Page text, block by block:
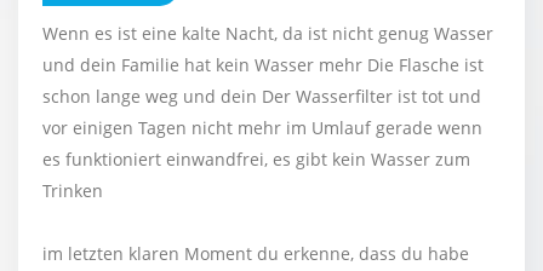
Wenn es ist eine kalte Nacht, da ist nicht genug Wasser
und dein Familie hat kein Wasser mehr Die Flasche ist
schon lange weg und dein Der Wasserfilter ist tot und
vor einigen Tagen nicht mehr im Umlauf gerade wenn
es funktioniert einwandfrei, es gibt kein Wasser zum
Trinken
im letzten klaren Moment du erkenne, dass du habe